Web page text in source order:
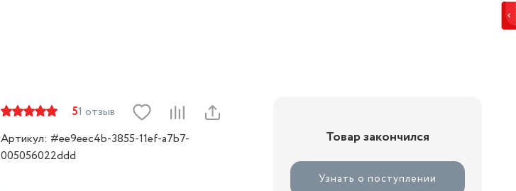
51 отзыв
Артикул: #ee9eec4b-3855-11ef-a7b7-
005056022ddd
Товар закончился
Узнать о поступлении